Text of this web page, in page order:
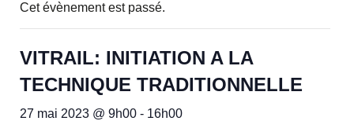
Cet évènement est passé.
VITRAIL: INITIATION A LA
TECHNIQUE TRADITIONNELLE
27 mai 2023 @ 9h00 - 16h00